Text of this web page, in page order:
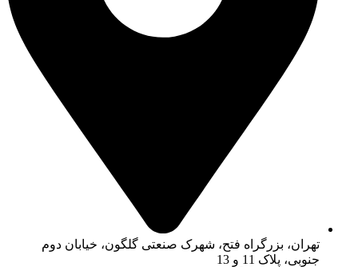
تهران، بزرگراه فتح، شهرک صنعتی گلگون، خیابان دوم
جنوبی، پلاک 11 و 13